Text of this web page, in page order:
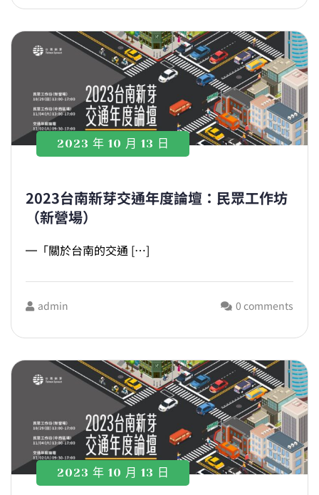
2023 年 10 月 13 日
2023台南新芽交通年度論壇：民眾工作坊
（新營場）
═「關於台南的交通 […]
admin 0 comments
2023 年 10 月 13 日